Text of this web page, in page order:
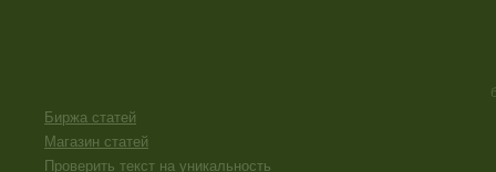
Биржа статей
Магазин статей
Проверить текст на уникальность